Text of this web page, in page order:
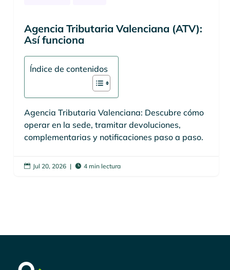
Agencia Tributaria Valenciana (ATV):
Así funciona
Índice de contenidos
Agencia Tributaria Valenciana: Descubre cómo
operar en la sede, tramitar devoluciones,
complementarias y notificaciones paso a paso.
 Jul 20, 2026 |  4 min lectura